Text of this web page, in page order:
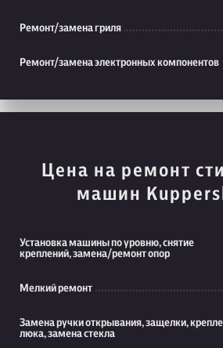
Ремонт/замена гриля
Ремонт/замена электронных компонентов
Цена на ремонт
машин
Установка машины по уровню, снятие
креплений, замена/ремонт опор
Мелкий ремонт
Замена ручки открывания, защелки,
люка, замена стекла